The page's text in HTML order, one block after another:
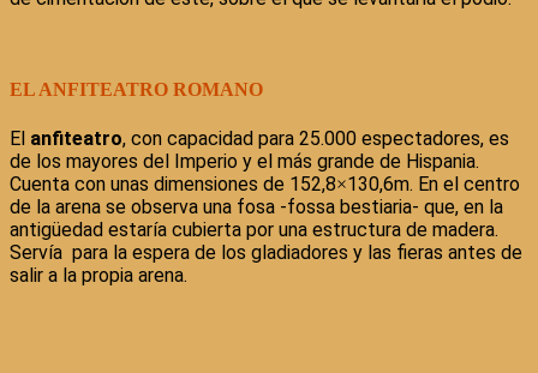
EL ANFITEATRO ROMANO
El anfiteatro, con capacidad para 25.000 espectadores, es
de los mayores del Imperio y el más grande de Hispania.
Cuenta con unas dimensiones de 152,8×130,6m. En el centro
de la arena se observa una fosa -fossa bestiaria- que, en la
antigüedad estaría cubierta por una estructura de madera.
Servía para la espera de los gladiadores y las fieras antes de
salir a la propia arena.